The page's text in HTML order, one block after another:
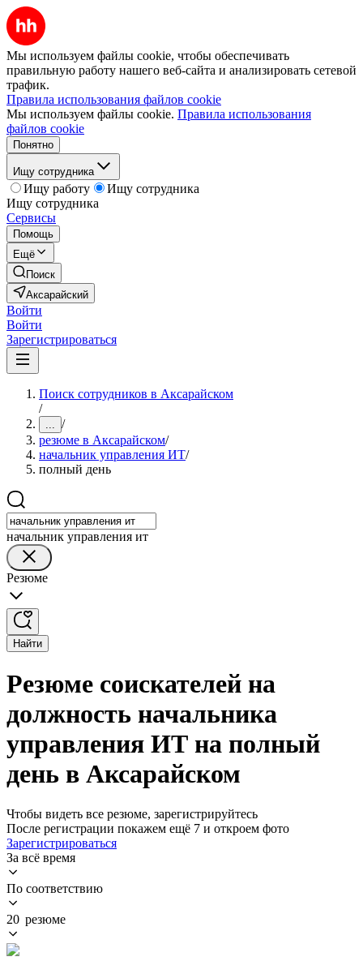
Мы используем файлы cookie, чтобы обеспечивать
правильную работу нашего веб-сайта и анализировать сетевой
трафик.
Правила использования файлов cookie
Мы используем файлы cookie. Правила использования
файлов cookie
Понятно
Ищу сотрудника
Ищу работу
Ищу сотрудника
Ищу сотрудника
Сервисы
Помощь
Ещё
Поиск
Аксарайский
Войти
Войти
Зарегистрироваться
Поиск сотрудников в Аксарайском
/
... /
резюме в Аксарайском/
начальник управления ИТ/
полный день
начальник управления ит
Резюме
Найти
Резюме соискателей на
должность начальника
управления ИТ на полный
день в Аксарайском
Чтобы видеть все резюме, зарегистрируйтесь
После регистрации покажем ещё 7 и откроем фото
Зарегистрироваться
За всё время
По соответствию
20 резюме